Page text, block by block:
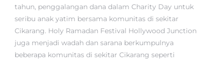
tahun, penggalangan dana dalam Charity Day untuk
seribu anak yatim bersama komunitas di sekitar
Cikarang. Holy Ramadan Festival Hollywood Junction
juga menjadi wadah dan sarana berkumpulnya
beberapa komunitas di sekitar Cikarang seperti